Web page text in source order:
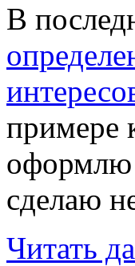
В
примере
оформлю
сделаю
Читать